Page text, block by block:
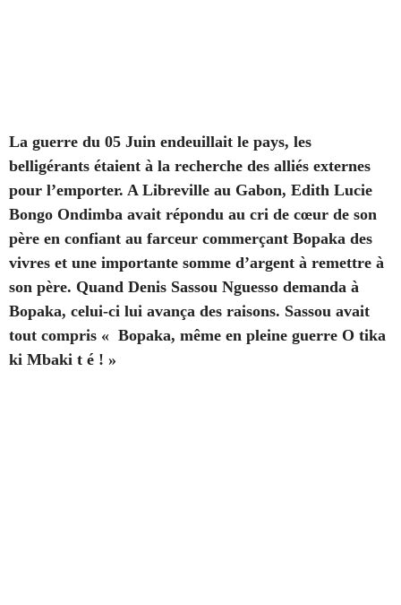
La guerre du 05 Juin endeuillait le pays, les
belligérants étaient à la recherche des alliés externes
pour l’emporter. A Libreville au Gabon, Edith Lucie
Bongo Ondimba avait répondu au cri de cœur de son
père en confiant au farceur commerçant Bopaka des
vivres et une importante somme d’argent à remettre à
son père. Quand Denis Sassou Nguesso demanda à
Bopaka, celui-ci lui avança des raisons. Sassou avait
tout compris « Bopaka, même en pleine guerre O tika
ki Mbaki t é ! »